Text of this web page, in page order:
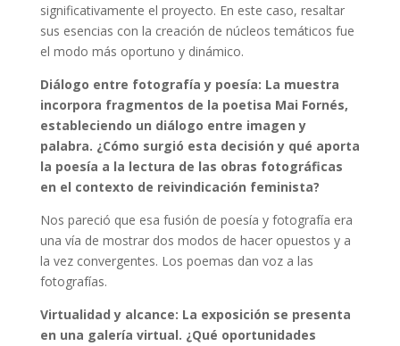
significativamente el proyecto. En este caso, resaltar
sus esencias con la creación de núcleos temáticos fue
el modo más oportuno y dinámico.
Diálogo entre fotografía y poesía: La muestra
incorpora fragmentos de la poetisa Mai Fornés,
estableciendo un diálogo entre imagen y
palabra. ¿Cómo surgió esta decisión y qué aporta
la poesía a la lectura de las obras fotográficas
en el contexto de reivindicación feminista?
Nos pareció que esa fusión de poesía y fotografía era
una vía de mostrar dos modos de hacer opuestos y a
la vez convergentes. Los poemas dan voz a las
fotografías.
Virtualidad y alcance: La exposición se presenta
en una galería virtual. ¿Qué oportunidades